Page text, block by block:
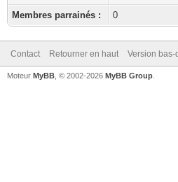
Membres parrainés : 0
Contact Retourner en haut Version bas-
Moteur MyBB , © 2002-2026 MyBB Group